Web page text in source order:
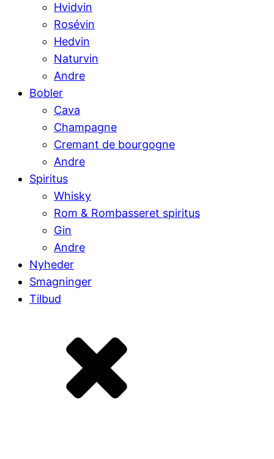
Hvidvin
Rosévin
Hedvin
Naturvin
Andre
Bobler
Cava
Champagne
Cremant de bourgogne
Andre
Spiritus
Whisky
Rom & Rombasseret spiritus
Gin
Andre
Nyheder
Smagninger
Tilbud